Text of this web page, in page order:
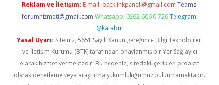
Reklam ve İletişim: E-mail: backlinkpaneli@gmail.com Teams:
forumhizmeti@gmail.com Whatsapp: 0262 606 0 726 Telegram:
@karabul
Yasal Uyarı: Sitemiz, 5651 Sayılı Kanun gereğince Bilgi Teknolojileri
ve İletişim Kurumu (BTK) tarafından onaylanmış bir Yer Sağlayıcı
olarak hizmet vermektedir. Bu nedenle, sitedeki içerikleri proaktif
olarak denetleme veya araştırma yükümlülüğümüz bulunmamaktadır.